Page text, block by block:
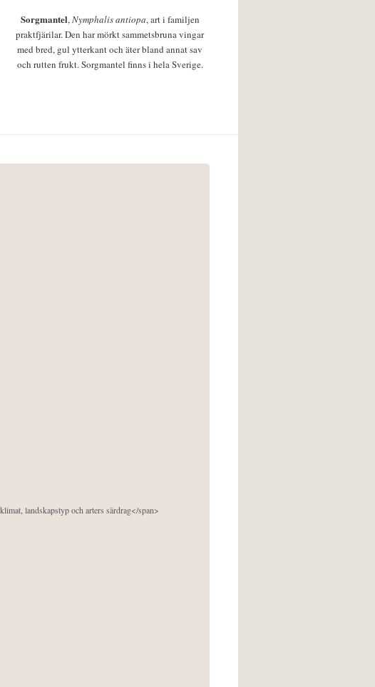
Sorgmantel,Nymphalis antiopa, art i familjen
praktfjärilar. Den har mörkt sammetsbruna vingar
med bred, gul ytterkant och äter bland annat sav
och rutten frukt. Sorgmantel finns i hela Sverige.
landskapstyp och arters särdrag</span>